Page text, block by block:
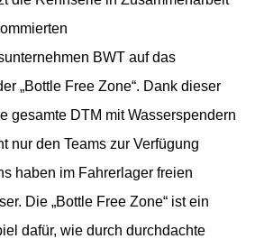
BWT auf das
„Bottle Free Zone“. Dank dieser
gesamte DTM mit Wasserspendern
nur den Teams zur Verfügung
haben im Fahrerlager freien
Die „Bottle Free Zone“ ist ein
dafür, wie durch durchdachte